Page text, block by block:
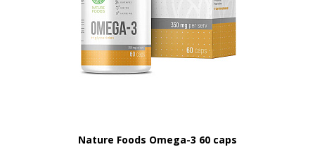
Nature Foods Omega-3 60 caps